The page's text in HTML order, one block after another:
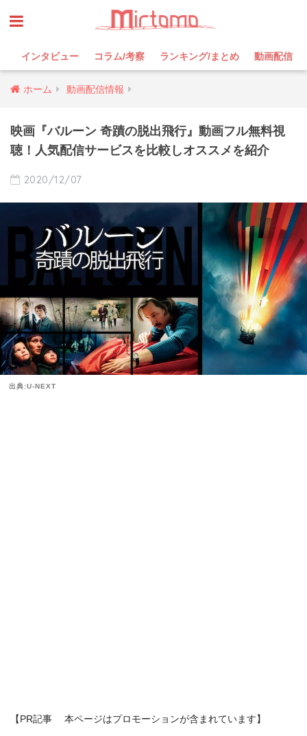
インタビュー コラム/考察 ランキング/まとめ 動画配信
ホーム 動画配信情報
映画『バルーン 奇蹟の脱出飛行』動画フル無料視
聴！人気配信サービスを比較しオススメを紹介
2020/12/07
出典:U-NEXT
【PR記事 本ページはプロモーションが含まれています】